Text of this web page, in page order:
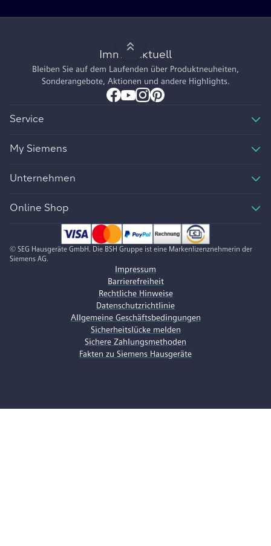
Immer aktuell
Bleiben Sie auf dem Laufenden über Produktneuheiten,
Sonderangebote, Aktionen und andere Highlights.
Service
My Siemens
Unternehmen
Online Shop
© SEG Hausgeräte GmbH. Die BSH Gruppe ist eine Markenlizenznehmerin der
Siemens AG.
Impressum
Barrierefreiheit
Rechtliche Hinweise
Datenschutzrichtlinie
Allgemeine Geschäftsbedingungen
Sicherheitslücke melden
Sichere Zahlungsmethoden
Fakten zu Siemens Hausgeräte